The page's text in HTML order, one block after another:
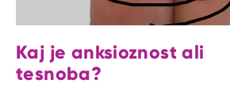
Kaj je anksioznost ali
tesnoba?